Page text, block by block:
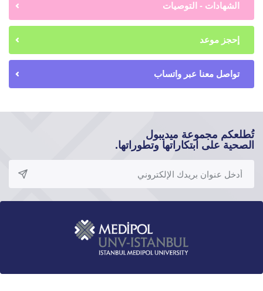
الشهادات - التوصيات
إحجز موعد
تواصل معنا عبر واتساب
تُطلعكم مجموعة ميديبول
الصحية على ابتكاراتها وتطوراتها.